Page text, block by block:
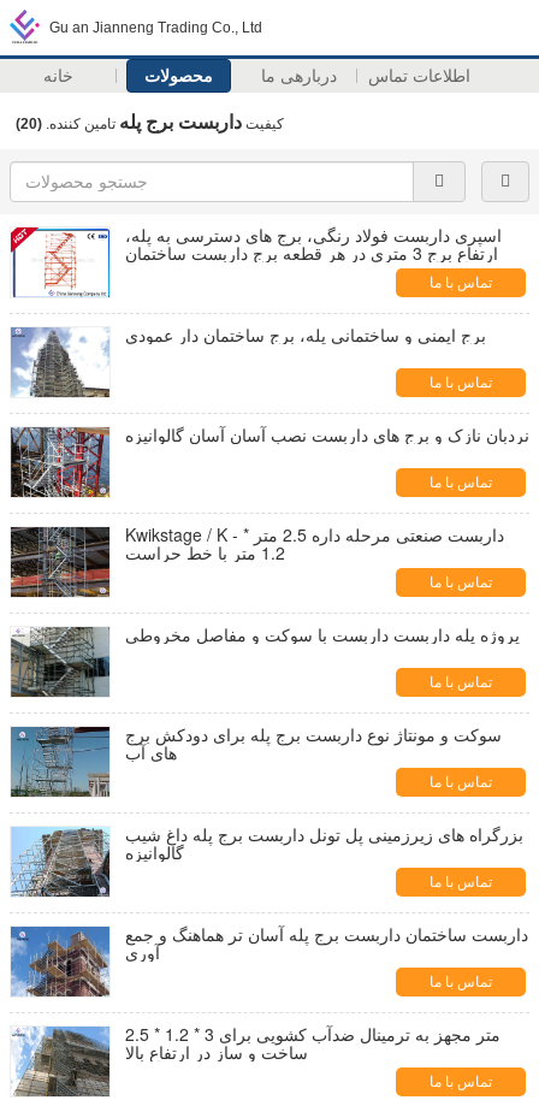
Gu an Jianneng Trading Co., Ltd
خانه محصولات دربارهی ما اطلاعات تماس
کیفیت داربست برج پله تامین کننده. (20)
اسپری داربست فولاد رنگی، برج های دسترسی به پله،
ارتفاع برج 3 متری در هر قطعه برج داربست ساختمان
تماس با ما
برج ایمنی و ساختمانی پله، برج ساختمان دار عمودی
تماس با ما
نردبان نازک و برج های داربست نصب آسان آسان گالوانیزه
تماس با ما
Kwikstage / K - داربست صنعتی مرحله داره 2.5 متر *
1.2 متر با خط حراست
تماس با ما
پروژه پله داربست داربست با سوکت و مفاصل مخروطی
تماس با ما
سوکت و مونتاژ نوع داربست برج پله برای دودکش برج
های آب
تماس با ما
بزرگراه های زیرزمینی پل تونل داربست برج پله داغ شیب
گالوانیزه
تماس با ما
داربست ساختمان داربست برج پله آسان تر هماهنگ و جمع
آوری
تماس با ما
2.5 * 1.2 * 3 متر مجهز به ترمینال ضدآب کشویی برای
ساخت و ساز در ارتفاع بالا
تماس با ما